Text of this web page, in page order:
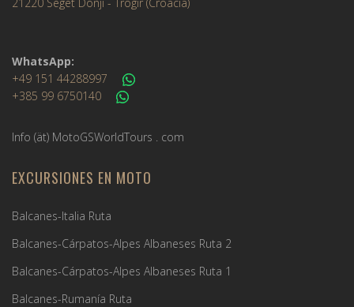
WhatsApp:
+49 151 44288997
+385 99 6750140
Info (ät) MotoGSWorldTours . com
EXCURSIONES EN MOTO
Balcanes-Italia Ruta
Balcanes-Cárpatos-Alpes Albaneses Ruta 2
Balcanes-Cárpatos-Alpes Albaneses Ruta 1
Balcanes-Rumanía Ruta